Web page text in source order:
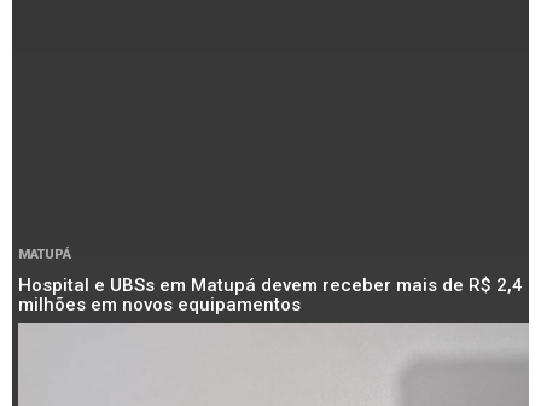
MATUPÁ
Hospital e UBSs em Matupá devem receber mais de R$ 2,4
milhões em novos equipamentos